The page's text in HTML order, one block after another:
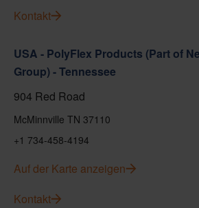
Kontakt
USA - PolyFlex Products (Part of
Group) - Tennessee
904 Red Road
McMinnville TN 37110
+1 734-458-4194
Auf der Karte anzeigen
Kontakt